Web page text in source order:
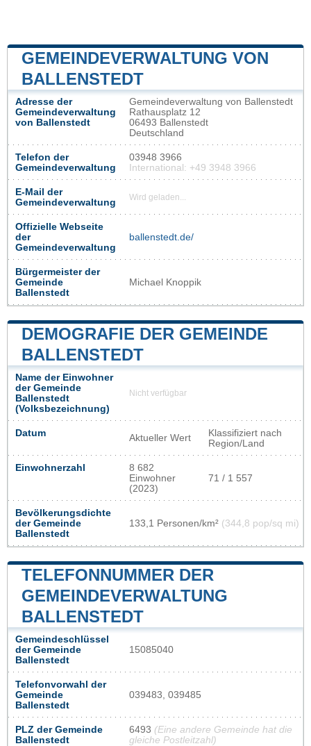
GEMEINDEVERWALTUNG VON
BALLENSTEDT
Adresse der
Gemeindeverwaltung
von Ballenstedt
Gemeindeverwaltung von Ballenstedt
Rathausplatz 12
06493 Ballenstedt
Deutschland
Telefon der
Gemeindeverwaltung
03948 3966
International: +49 3948 3966
E-Mail der
Gemeindeverwaltung
Wird geladen...
Offizielle Webseite
der
Gemeindeverwaltung
ballenstedt.de/
Bürgermeister der
Gemeinde
Ballenstedt
Michael Knoppik
DEMOGRAFIE DER GEMEINDE
BALLENSTEDT
Name der Einwohner
der Gemeinde
Ballenstedt
(Volksbezeichnung)
Nicht verfügbar
Datum Aktueller Wert
Klassifiziert nach
Region/Land
Einwohnerzahl
8 682
Einwohner
(2023)
71 / 1 557
Bevölkerungsdichte
der Gemeinde
Ballenstedt
133,1 Personen/km² (344,8 pop/sq mi)
TELEFONNUMMER DER
GEMEINDEVERWALTUNG
BALLENSTEDT
Gemeindeschlüssel
der Gemeinde
Ballenstedt
15085040
Telefonvorwahl der
Gemeinde
Ballenstedt
039483, 039485
PLZ der Gemeinde
Ballenstedt
6493 (Eine andere Gemeinde hat die
gleiche Postleitzahl)